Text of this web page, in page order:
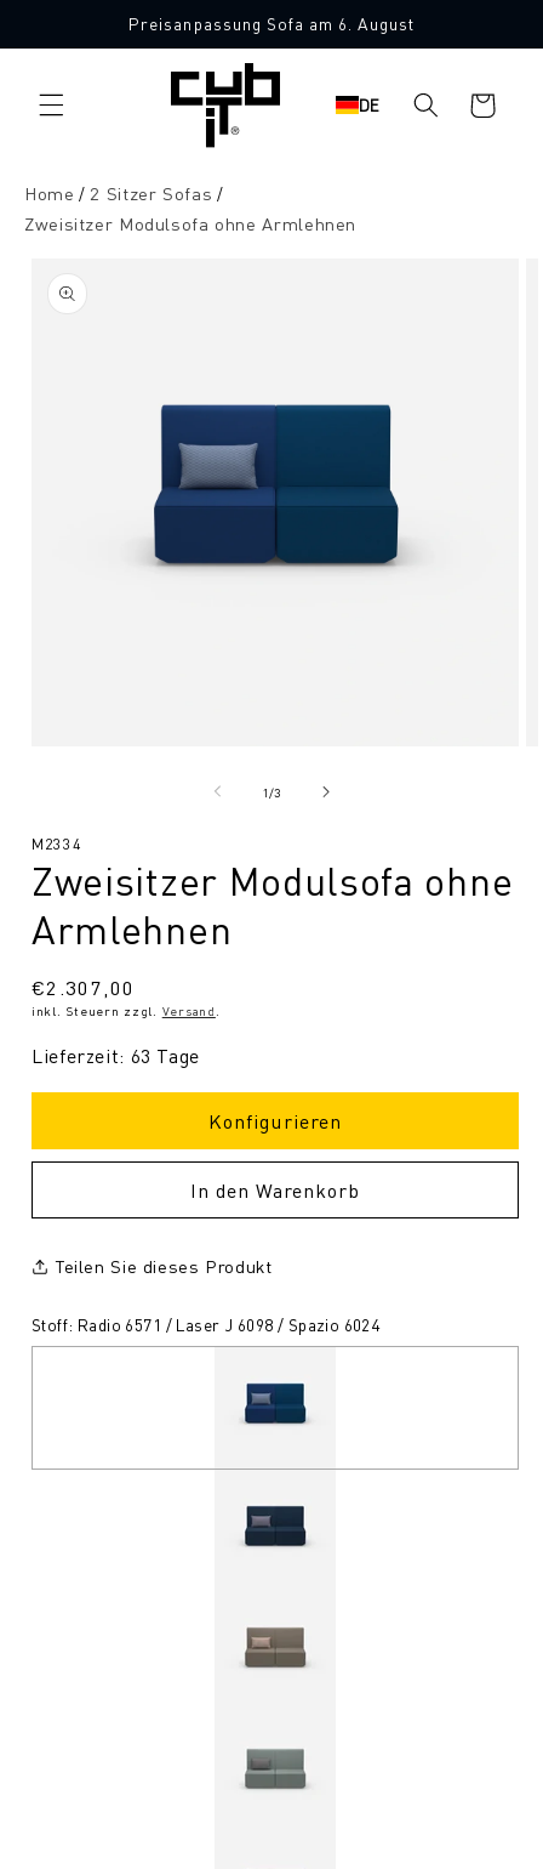
Inhalt
Preisanpassung Sofa am 6. August
DE Warenkorb
Home
2 Sitzer Sofas
Zweisitzer Modulsofa ohne Armlehnen
1/von
3
Made in Germany 🖤
SKU:
M2334
Zweisitzer Modulsofa ohne
Armlehnen
Normaler
Preis
€2.307,00
inkl. Steuern zzgl. Versand
Lieferzeit: 63 Tage
Konfigurieren
In den Warenkorb
Teilen Sie dieses Produkt
Stoff: Radio 6571 / Laser J 6098 / Spazio 6024